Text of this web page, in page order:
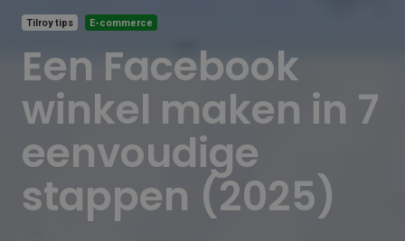
Tilroy tips E-commerce
Een Facebook
winkel maken in 7
eenvoudige
stappen (2025)